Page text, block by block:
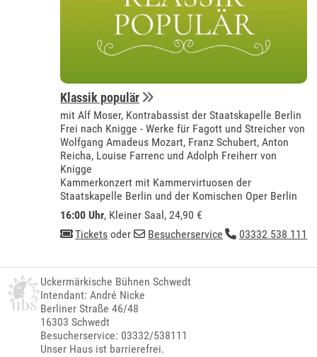
Klassik populär
mit Alf Moser, Kontrabassist der Staatskapelle Berlin
Frei nach Knigge - Werke für Fagott und Streicher von
Wolfgang Amadeus Mozart, Franz Schubert, Anton
Reicha, Louise Farrenc und Adolph Freiherr von
Knigge
Kammerkonzert mit Kammervirtuosen der
Staatskapelle Berlin und der Komischen Oper Berlin
16:00 Uhr, Kleiner Saal , 24,90 €
Tickets oder Besucherservice 03332 538 111
Uckermärkische Bühnen Schwedt
Intendant: André Nicke
Berliner Straße 46/48
16303 Schwedt
Besucherservice: 03332/538111
Unser Haus ist barrierefrei.